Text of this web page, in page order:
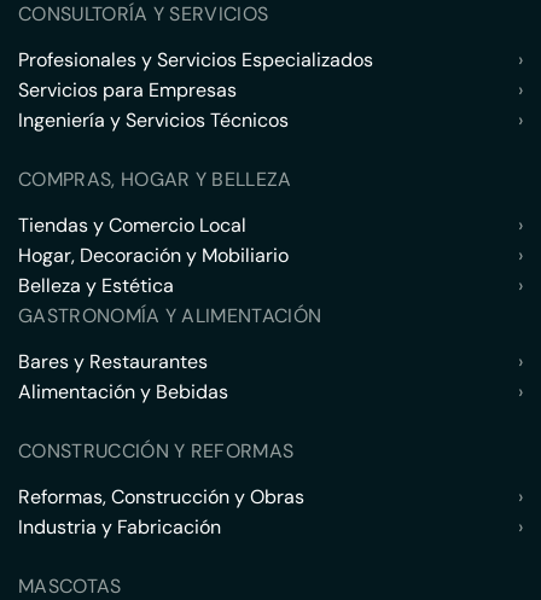
CONSULTORÍA Y SERVICIOS
Profesionales y Servicios Especializados
›
Servicios para Empresas
›
Ingeniería y Servicios Técnicos
›
COMPRAS, HOGAR Y BELLEZA
Tiendas y Comercio Local
›
Hogar, Decoración y Mobiliario
›
Belleza y Estética
›
GASTRONOMÍA Y ALIMENTACIÓN
Bares y Restaurantes
›
Alimentación y Bebidas
›
CONSTRUCCIÓN Y REFORMAS
Reformas, Construcción y Obras
›
Industria y Fabricación
›
MASCOTAS